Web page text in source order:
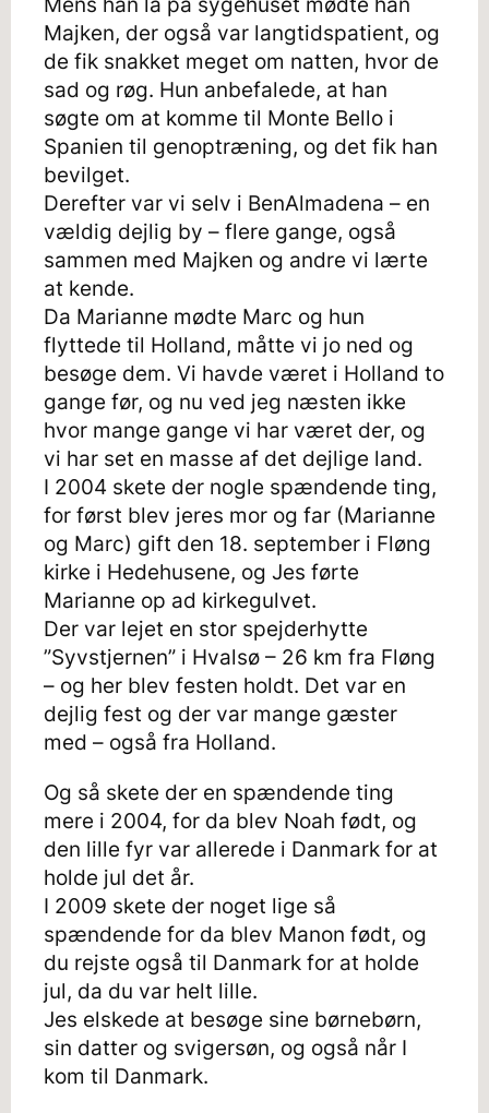
Majken, der også var langtidspatient, og
de fik snakket meget om natten, hvor de
sad og røg. Hun anbefalede, at han
søgte om at komme til Monte Bello i
Spanien til genoptræning, og det fik han
bevilget.
Derefter var vi selv i BenAlmadena – en
vældig dejlig by – flere gange, også
sammen med Majken og andre vi lærte
at kende.
Da Marianne mødte Marc og hun
flyttede til Holland, måtte vi jo ned og
besøge dem. Vi havde været i Holland to
gange før, og nu ved jeg næsten ikke
hvor mange gange vi har været der, og
vi har set en masse af det dejlige land.
I 2004 skete der nogle spændende ting,
for først blev jeres mor og far (Marianne
og Marc) gift den 18. september i Fløng
kirke i Hedehusene, og Jes førte
Marianne op ad kirkegulvet.
Der var lejet en stor spejderhytte
”Syvstjernen” i Hvalsø – 26 km fra Fløng
– og her blev festen holdt. Det var en
dejlig fest og der var mange gæster
med – også fra Holland.
Og så skete der en spændende ting
mere i 2004, for da blev Noah født, og
den lille fyr var allerede i Danmark for at
holde jul det år.
I 2009 skete der noget lige så
spændende for da blev Manon født, og
du rejste også til Danmark for at holde
jul, da du var helt lille.
Jes elskede at besøge sine børnebørn,
sin datter og svigersøn, og også når I
kom til Danmark.